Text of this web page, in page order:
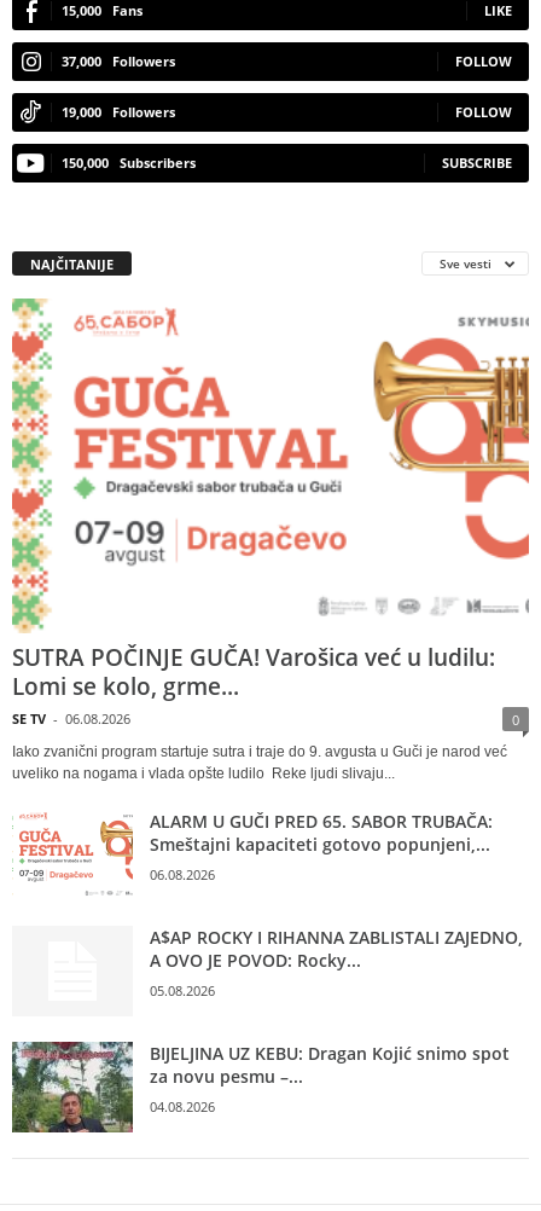
15,000 Fans LIKE
37,000 Followers FOLLOW
19,000 Followers FOLLOW
150,000 Subscribers SUBSCRIBE
NAJČITANIJE Sve vesti
SUTRA POČINJE GUČA! Varošica već u ludilu:
Lomi se kolo, grme...
SE TV - 06.08.2026 0
Iako zvanični program startuje sutra i traje do 9. avgusta u Guči je narod već
uveliko na nogama i vlada opšte ludilo Reke ljudi slivaju...
ALARM U GUČI PRED 65. SABOR TRUBAČA:
Smeštajni kapaciteti gotovo popunjeni,...
06.08.2026
A$AP ROCKY I RIHANNA ZABLISTALI ZAJEDNO,
A OVO JE POVOD: Rocky...
05.08.2026
BIJELJINA UZ KEBU: Dragan Kojić snimo spot
za novu pesmu –...
04.08.2026